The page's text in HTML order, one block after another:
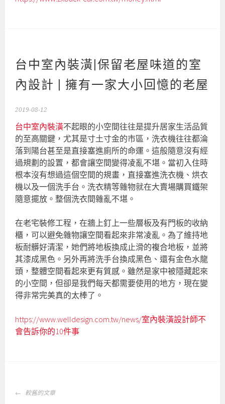
台中室內裝潢|保留老屋味道的室
內設計 | 擁有一家大小回憶的老屋‎
2019-08-12
台中室內裝潢不起眼的小空間往往是提升居家生活品質
的至高關鍵，尤其是寸土寸金的市區，洗衣機往往都淪
落到陽台甚至是直接塞進廁所的命運。這般隨意沒有經
過規劃的設置，都會讓空間變得凌亂不堪。當初入住時
根本沒有想過這個空間的規畫，直接塞進洗衣機、烘衣
機以及一個洗手台。洗衣精等雜物就在大賣場購買鐵架
隨意擺放。整個洗衣間雜亂不堪。
在老宅裝修工程，在牆上釘上一些層板及有門板的收納
櫃，可以避免雜物讓空間看起來非常凌亂。為了維持地
板耐髒好清潔，她們將地板換成止滑的複合地板，並將
其漆成黑色。另外再將洗手台換成黑色、還有金色水龍
頭，整體空間看起來更有質感。雖然是家中被隱藏起來
的小空間，但卻是我們每天都需要使用的地方，現在變
得非常完美真的太棒了。
https://www.welldesign.com.tw/news/室內裝潢設計師不
會告訴你的10件事
文較舊的文章